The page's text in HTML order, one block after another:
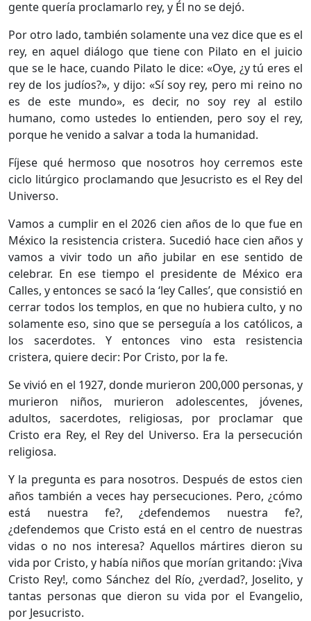
gente quería proclamarlo rey, y Él no se dejó.
Por otro lado, también solamente una vez dice que es el
rey, en aquel diálogo que tiene con Pilato en el juicio
que se le hace, cuando Pilato le dice: «Oye, ¿y tú eres el
rey de los judíos?», y dijo: «Sí soy rey, pero mi reino no
es de este mundo», es decir, no soy rey al estilo
humano, como ustedes lo entienden, pero soy el rey,
porque he venido a salvar a toda la humanidad.
Fíjese qué hermoso que nosotros hoy cerremos este
ciclo litúrgico proclamando que Jesucristo es el Rey del
Universo.
Vamos a cumplir en el 2026 cien años de lo que fue en
México la resistencia cristera. Sucedió hace cien años y
vamos a vivir todo un año jubilar en ese sentido de
celebrar. En ese tiempo el presidente de México era
Calles, y entonces se sacó la ‘ley Calles’, que consistió en
cerrar todos los templos, en que no hubiera culto, y no
solamente eso, sino que se perseguía a los católicos, a
los sacerdotes. Y entonces vino esta resistencia
cristera, quiere decir: Por Cristo, por la fe.
Se vivió en el 1927, donde murieron 200,000 personas, y
murieron niños, murieron adolescentes, jóvenes,
adultos, sacerdotes, religiosas, por proclamar que
Cristo era Rey, el Rey del Universo. Era la persecución
religiosa.
Y la pregunta es para nosotros. Después de estos cien
años también a veces hay persecuciones. Pero, ¿cómo
está nuestra fe?, ¿defendemos nuestra fe?,
¿defendemos que Cristo está en el centro de nuestras
vidas o no nos interesa? Aquellos mártires dieron su
vida por Cristo, y había niños que morían gritando: ¡Viva
Cristo Rey!, como Sánchez del Río, ¿verdad?, Joselito, y
tantas personas que dieron su vida por el Evangelio,
por Jesucristo.